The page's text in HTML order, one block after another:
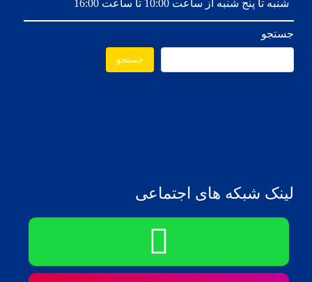
شنبه تا پنج شنبه از ساعت 10:00 تا ساعت 16:00
جستجو
جستجو
لینک شبکه های اجتماعی